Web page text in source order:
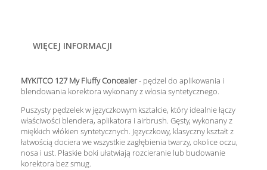
WIĘCEJ INFORMACJI
MYKITCO 127 My Fluffy Concealer- pędzel do aplikowania i
blendowania korektora wykonany z włosia syntetycznego.
Puszysty pędzelek w języczkowym kształcie, który idealnie łączy
właściwości blendera, aplikatora i airbrush. Gęsty, wykonany z
miękkich włókien syntetycznych. Języczkowy, klasyczny kształtz
łatwością dociera we wszystkie zagłębienia twarzy, okolice oczu,
nosa i ust. Płaskie boki ułatwiają rozcieranie lub budowanie
korektora bez smug.